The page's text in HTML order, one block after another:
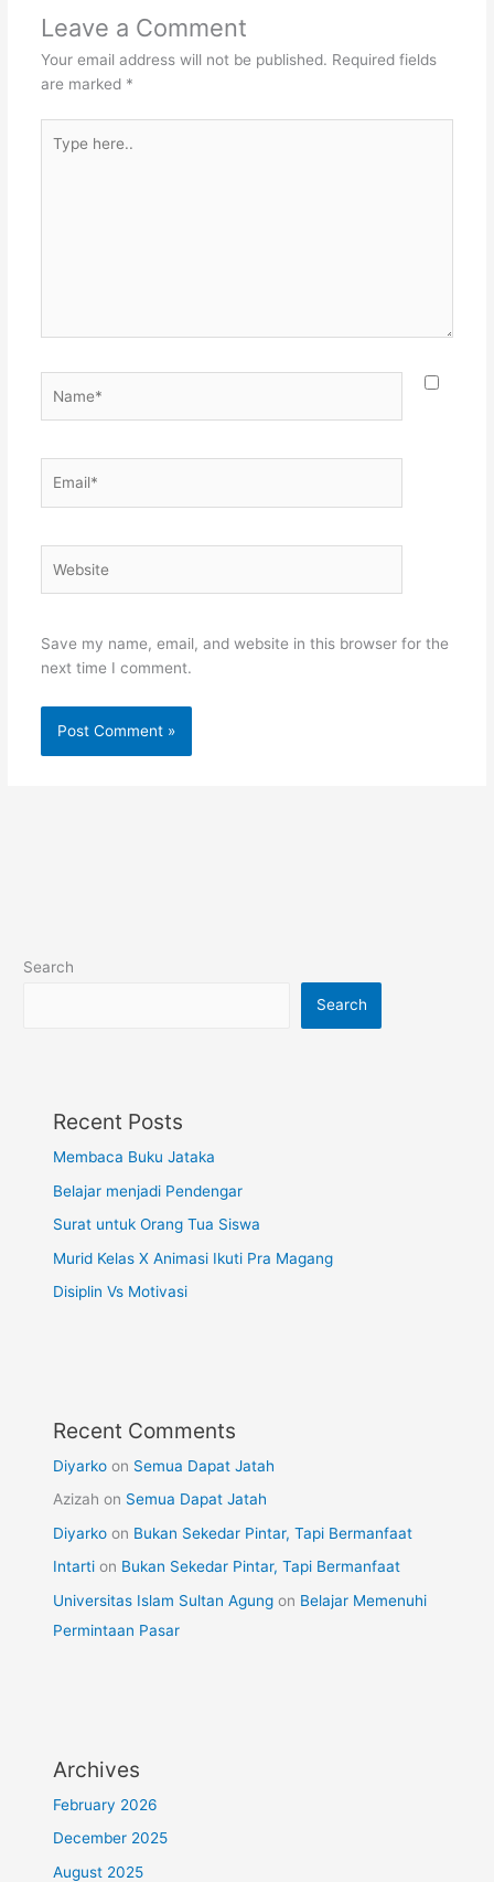
Leave a Comment
Your email address will not be published. Required fields
are marked *
here..
Save my name, email, and website in this browser for the
next time I comment.
Search
Search
Recent Posts
Membaca Buku Jataka
Belajar menjadi Pendengar
Surat untuk Orang Tua Siswa
Murid Kelas X Animasi Ikuti Pra Magang
Disiplin Vs Motivasi
Recent Comments
Diyarko on Semua Dapat Jatah
Azizah on Semua Dapat Jatah
Diyarko on Bukan Sekedar Pintar, Tapi Bermanfaat
Intarti on Bukan Sekedar Pintar, Tapi Bermanfaat
Universitas Islam Sultan Agung on Belajar Memenuhi
Permintaan Pasar
Archives
February 2026
December 2025
August 2025